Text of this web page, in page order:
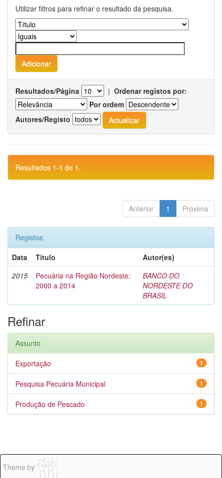
Utilizar filtros para refinar o resultado da pesquisa.
Resultados/Página | Ordenar registos por:
Por ordem
Autores/Registo
Resultados 1-1 de 1.
Anterior 1 Próxima
Registos:
Data
Título
Autor(es)
2015
Pecuária na Região Nordeste:
2000 a 2014
BANCO DO
NORDESTE DO
BRASIL
Refinar
Assunto
1
Exportação
1
Pesquisa Pecuária Municipal
1
Produção de Pescado
Theme by